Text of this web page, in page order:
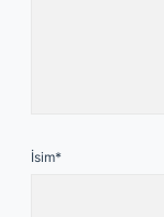
İsim*